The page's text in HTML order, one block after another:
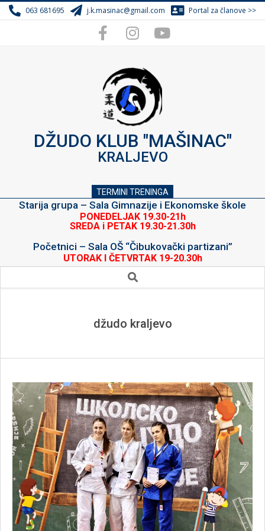
Skip
to
063 681695 j.k.masinac@gmail.com Portal za članove >>
DŽUDO KLUB "MAŠINAC"
KRALJEVO
TERMINI TRENINGA
Starija grupa – Sala Gimnazije i Ekonomske škole
PONEDELJAK 19.30-21h
SREDA i PETAK 19.30-21.30h
Početnici – Sala OŠ “Čibukovački partizani”
UTORAK I ČETVRTAK 19-20.30h
Search
džudo kraljevo